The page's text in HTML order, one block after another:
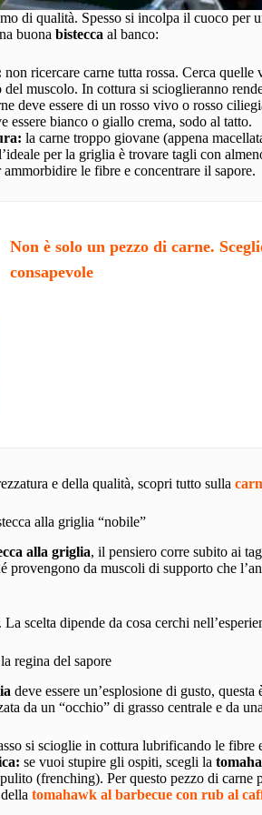
di qualità. Spesso si incolpa il cuoco per
buona bistecca al banco:
non ricercare carne tutta rossa. Cerca
del muscolo. In cottura si scioglieranno
deve essere di un rosso vivo o rosso
essere bianco o giallo crema, sodo al tatto.
la carne troppo giovane (appena
per la griglia è trovare tagli con
ammorbidire le fibre e concentrare il sapore.
Non è solo un pezzo di carne.
consapevole
e della qualità, scopri tutto sulla
alla griglia “nobile”
alla griglia, il pensiero corre subito ai
provengono da muscoli di supporto che
scelta dipende da cosa cerchi
regina del sapore
deve essere un’esplosione di gusto,
da un “occhio” di grasso centrale e da
si scioglie in cottura lubrificando le fibre
se vuoi stupire gli ospiti, scegli la
(frenching). Per questo pezzo di carne
tomahawk al barbecue con rub al